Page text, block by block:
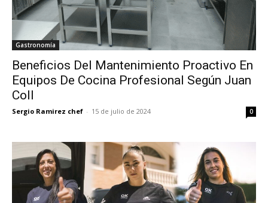
Gastronomía
Beneficios Del Mantenimiento Proactivo En
Equipos De Cocina Profesional Según Juan
Coll
Sergio Ramirez chef - 15 de julio de 2024 0